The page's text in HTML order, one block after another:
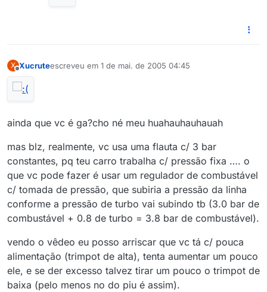
X Xucruteescreveu em 1 de mai. de 2005 04:45
última edição por
ainda que vc é ga?cho né meu huahauhauhauah
mas blz, realmente, vc usa uma flauta c/ 3 bar
constantes, pq teu carro trabalha c/ pressão fixa …. o
que vc pode fazer é usar um regulador de combustável
c/ tomada de pressão, que subiria a pressão da linha
conforme a pressão de turbo vai subindo tb (3.0 bar de
combustável + 0.8 de turbo = 3.8 bar de combustável).
vendo o vêdeo eu posso arriscar que vc tá c/ pouca
alimentação (trimpot de alta), tenta aumentar um pouco
ele, e se der excesso talvez tirar um pouco o trimpot de
baixa (pelo menos no do piu é assim).